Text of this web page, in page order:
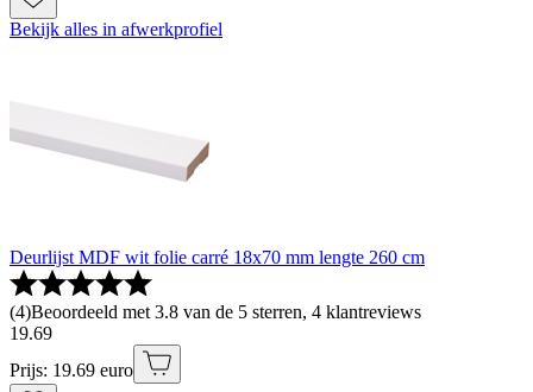
Bekijk alles in afwerkprofiel
Deurlijst MDF wit folie carré 18x70 mm lengte 260 cm
(4)Beoordeeld met 3.8 van de 5 sterren, 4 klantreviews
19.69
Prijs: 19.69 euro